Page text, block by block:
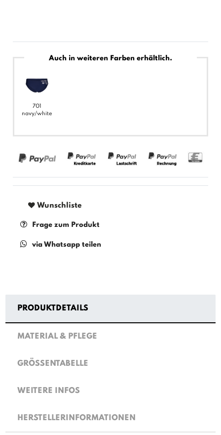
Auch in weiteren Farben erhältlich.
701
navy/white
Wunschliste
Frage zum Produkt
via Whatsapp teilen
PRODUKTDETAILS
MATERIAL & PFLEGE
GRÖSSENTABELLE
WEITERE INFOS
HERSTELLERINFORMATIONEN